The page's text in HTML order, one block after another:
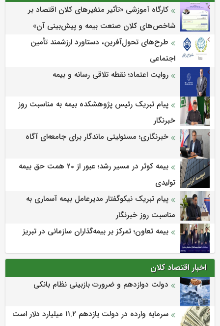
كارگاه آموزشی «تأثیر متغیرهای كلان اقتصاد بر
شاخص‌های كلان صنعت بیمه و پیش‌بینی آن»
طرح‌های تحول‌آفرین، دستاورد ارزشمند تأمین
اجتماعی
روایت اعتماد؛ نقطه تلاقی رسانه و بیمه
پیام تبریک رئیس پژوهشکده بیمه به مناسبت روز
خبرنگار
خبرنگاری؛ مسئولیتی ماندگار برای جامعه‌ای آگاه
بیمه کوثر در مسیر رشد؛ عبور از 20 همت حق بیمه
تولیدی
پیام تبریک نیکوگفتار مدیرعامل بیمه آسماری به
مناسبت روز خبرنگار
بیمه تعاون؛ تمرکز بر بیمه‌گذاران سازمانی در تبریز
اخبار اقتصاد کلان
دولت دوازدهم و ضرورت بازبینی نظام بانکی
سرمایه وارده در دولت یازدهم ۱۱.۲ میلیارد دلار است